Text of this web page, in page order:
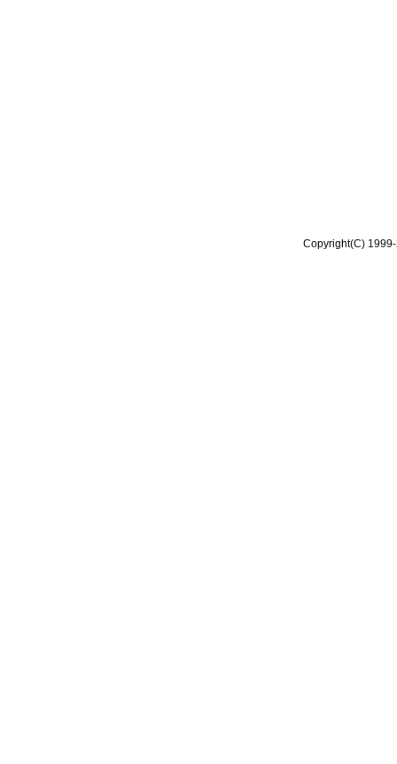
Copyright(C)